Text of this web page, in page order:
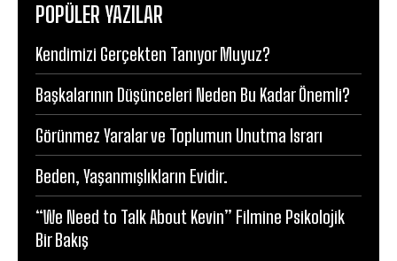
POPÜLER YAZILAR
Kendimizi Gerçekten Tanıyor Muyuz?
Başkalarının Düşünceleri Neden Bu Kadar Önemli?
Görünmez Yaralar ve Toplumun Unutma Israrı
Beden, Yaşanmışlıkların Evidir.
“We Need to Talk About Kevin” Filmine Psikolojik
Bir Bakış